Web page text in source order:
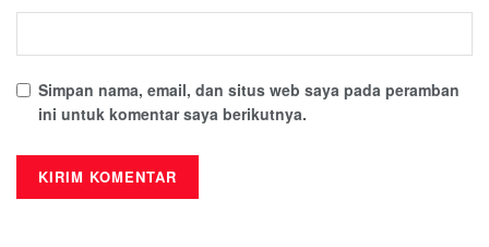
Simpan nama, email, dan situs web saya pada peramban
ini untuk komentar saya berikutnya.